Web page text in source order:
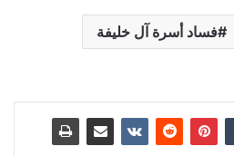
فساد أسرة آل خليفة